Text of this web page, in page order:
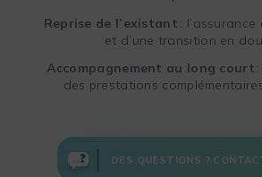
Reprise de l’existant : l’assurance
et d’une transition en
Accompagnement au long court
des prestations
DES QUESTIONS ?